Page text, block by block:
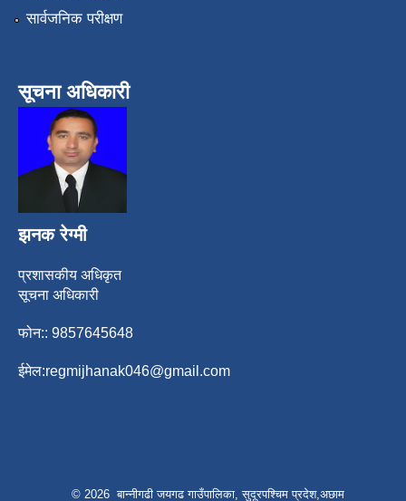
सार्वजनिक परीक्षण
सूचना अधिकारी
झनक रेग्मी
प्रशासकीय अधिकृत
सूचना अधिकारी
फोन:: 9857645648
ईमेल:regmijhanak046@gmail.com
© 2026 बान्नीगढी जयगढ गाउँपालिका, सुदूरपश्चिम प्रदेश,अछाम